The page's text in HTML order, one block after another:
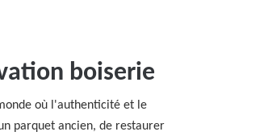
boiserie
où l'authenticité et le
parquet ancien, de restaurer